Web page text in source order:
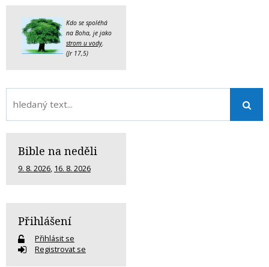
Kdo se spoléhá
na Boha, je jako
strom u vody.
(Jr 17,5)
Bible na neděli
9. 8. 2026, 16. 8. 2026
Přihlášení
Přihlásit se
Registrovat se